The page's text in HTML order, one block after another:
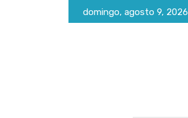
domingo, agosto 9, 2026